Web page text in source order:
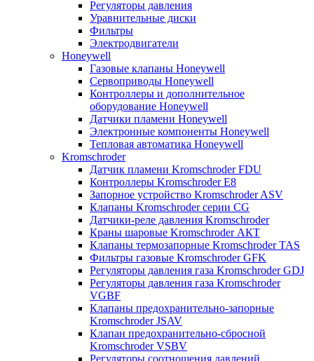
Регуляторы давления
Уравнительные диски
Фильтры
Электродвигатели
Honeywell
Газовые клапаны Honeywell
Сервоприводы Honeywell
Контроллеры и дополнительное
оборудование Honeywell
Датчики пламени Honeywell
Электронные компоненты Honeywell
Тепловая автоматика Honeywell
Kromschroder
Датчик пламени Kromschroder FDU
Контроллеры Kromschroder E8
Запорное устройство Kromschroder ASV
Клапаны Kromschroder серии CG
Датчики-реле давления Kromschroder
Краны шаровые Kromschroder АКТ
Клапаны термозапорные Kromschroder TAS
Фильтры газовые Kromschroder GFK
Регуляторы давления газа Kromschroder GDJ
Регуляторы давления газа Kromschroder
VGBF
Клапаны предохранительно-запорные
Kromschroder JSAV
Клапан предохранительно-сбросной
Kromschroder VSBV
Регуляторы соотношения давлений